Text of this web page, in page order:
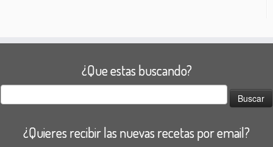
¿Que estas buscando?
Buscar:
¿Quieres recibir las nuevas recetas por email?